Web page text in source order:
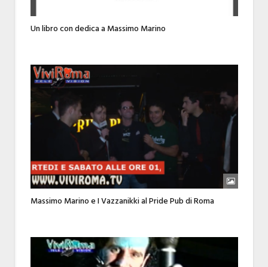
Un libro con dedica a Massimo Marino
Massimo Marino e I Vazzanikki al Pride Pub di Roma